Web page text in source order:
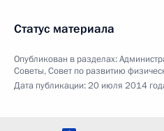
Статус материала
Опубликован в разделах:
Советы,Совет по развитию
Дата публикации:20 июля 2014